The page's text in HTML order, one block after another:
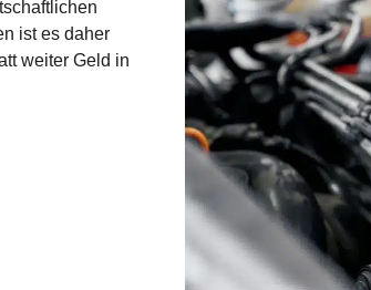
ist es daher
weiter Geld in